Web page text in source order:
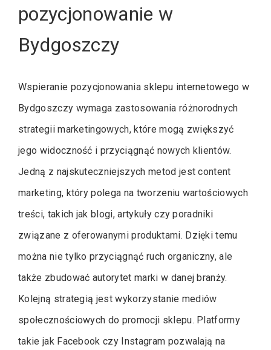
pozycjonowanie w
Bydgoszczy
Wspieranie pozycjonowania sklepu internetowego w
Bydgoszczy wymaga zastosowania różnorodnych
strategii marketingowych, które mogą zwiększyć
jego widoczność i przyciągnąć nowych klientów.
Jedną z najskuteczniejszych metod jest content
marketing, który polega na tworzeniu wartościowych
treści, takich jak blogi, artykuły czy poradniki
związane z oferowanymi produktami. Dzięki temu
można nie tylko przyciągnąć ruch organiczny, ale
także zbudować autorytet marki w danej branży.
Kolejną strategią jest wykorzystanie mediów
społecznościowych do promocji sklepu. Platformy
takie jak Facebook czy Instagram pozwalają na